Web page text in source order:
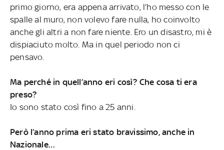
primo giorno, era appena arrivato, l’ho messo con le
spalle al muro, non volevo fare nulla, ho coinvolto
anche gli altri a non fare niente. Ero un disastro, mi è
dispiaciuto molto. Ma in quel periodo non ci
pensavo.
Ma perché in quell’anno eri così? Che cosa ti era
preso?
Io sono stato così fino a 25 anni.
Però l’anno prima eri stato bravissimo, anche in
Nazionale…